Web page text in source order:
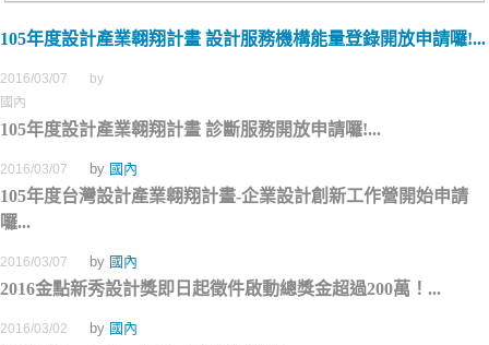
105年度設計產業翱翔計畫 設計服務機構能量登錄開放申請囉!...
2016/03/07
by
國內
105年度設計產業翱翔計畫 診斷服務開放申請囉!...
2016/03/07 by 國內
105年度台灣設計產業翱翔計畫-企業設計創新工作營開始申請
囉...
2016/03/07 by 國內
2016金點新秀設計獎即日起徵件啟動總獎金超過200萬！...
2016/03/02 by 國內